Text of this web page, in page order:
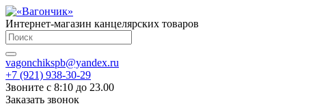
Интернет-магазин канцелярских товаров
vagonchikspb@yandex.ru
+7 (921) 938-30-29
Звоните с 8:10 до 23.00
Заказать звонок